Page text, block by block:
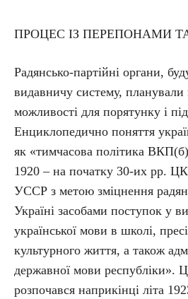
ПРОЦЕС ІЗ ПЕРЕПОНАМИ
Радянсько-партійні органи,
видавничу систему, планували
можливості для порятунку і
Енциклопедично поняття
як «тимчасова політика
1920 – на початку 30-их рр.
УССР з метою зміцнення
Україні засобами поступок у
української мови в школі,
культурного життя, а також
державної мови республіки».
розпочався наприкінці літа